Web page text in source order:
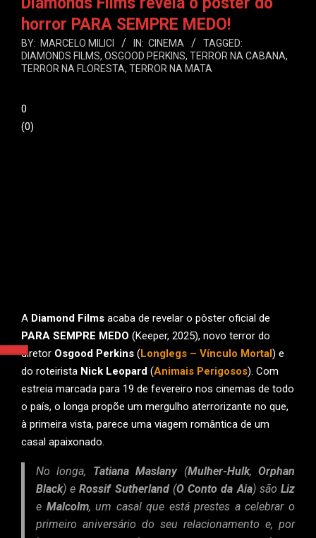
horror PARA SEMPRE MEDO!
BY: MARCELO MILICI IN: CINEMA
TAGGED:
DIAMONDS FILMS, OSGOOD PERKINS, TERROR NA CABANA,
TERROR NA FLORESTA, TERROR NA MATA
0
(0)
A Diamond Films acaba de revelar o pôster oficial de
PARA SEMPRE MEDO (Keeper, 2025), novo terror do
diretor Osgood Perkins (Longlegs – Vínculo Mortal) e
do roteirista Nick Leopard (Animais Perigosos). Com
estreia marcada para 19 de fevereiro nos cinemas de todo
o país, o longa propõe um mergulho aterrorizante no que,
à primeira vista, parece uma viagem romântica de um
casal apaixonado.
No longa, Tatiana Maslany(Mulher-Hulk,Orphan
Black) e Rossif Sutherland(O Conto da Aia) sãoLiz
e Malcolm, um casal que está prestes a celebrar o
primeiro aniversário do seu relacionamento e, por